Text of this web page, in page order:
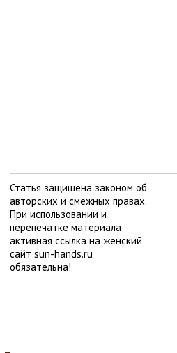
Статья защищена законом об
авторских и смежных правах.
При использовании и
перепечатке материала
активная ссылка на женский
сайт sun-hands.ru
обязательна!